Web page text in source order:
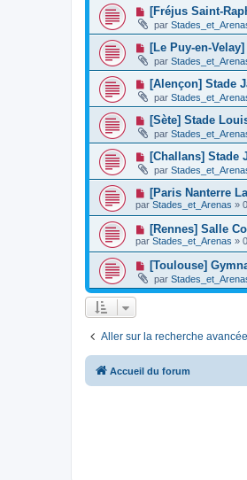
s
a
g
e
m
e
s
s
a
g
e
v
a
u
m
e
s
s
a
g
e
N
o
u
v
a
u
m
e
s
s
a
g
e
[Fréjus Saint-
par
N
o
u
v
a
u
m
e
s
s
a
g
e
[Le Puy-en-
par
N
o
u
v
a
u
m
e
s
s
a
g
e
[Alençon] Stade
par
N
o
u
v
a
u
m
e
s
s
a
g
e
[Sète] Stade
par
N
o
u
v
a
u
m
e
s
s
a
g
e
[Challans] Stade
par
N
o
u
v
a
u
m
e
s
s
[Paris Nanterre
par Stades_et_Arenas »
N
o
u
v
a
u
s
a
g
[Rennes] Salle
par Stades_et_Arenas »
N
o
u
v
m
s
s
[Toulouse]
par
Aller sur la recherche avancée
Accueil du forum